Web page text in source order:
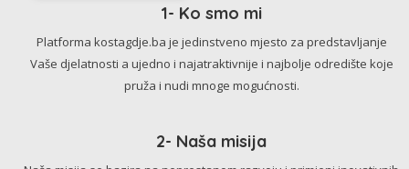
1- Ko smo mi
Platforma kostagdje.ba je jedinstveno mjesto za predstavljanje
Vaše djelatnosti a ujedno i najatraktivnije i najbolje odredište koje
pruža i nudi mnoge mogućnosti.
2- Naša misija